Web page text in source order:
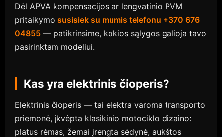
Dėl APVA kompensacijos ar lengvatinio PVM
pritaikymo susisiek su mumis telefonu +370 676
04855 — patikrinsime, kokios sąlygos galioja tavo
pasirinktam modeliui.
Kas yra elektrinis čioperis?
Elektrinis čioperis — tai elektra varoma transporto
priemonė, įkvėpta klasikinio motociklo dizaino:
platus rėmas, žemai įrengta sėdynė, aukštos